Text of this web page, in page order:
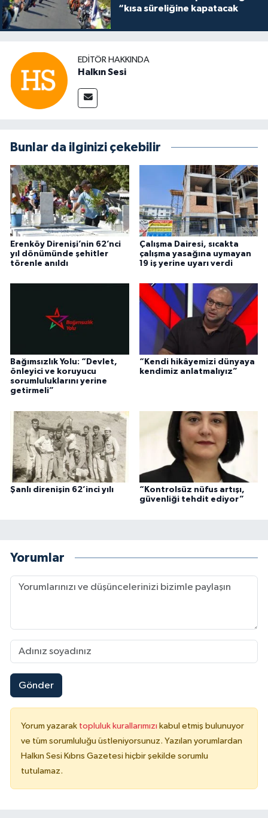
“kısa süreliğine kapatacak
EDITÖR HAKKINDA
Halkın Sesi
Bunlar da ilginizi çekebilir
Erenköy Direnişi’nin 62’nci
yıl dönümünde şehitler
törenle anıldı
Çalışma Dairesi, sıcakta
çalışma yasağına uymayan
19 iş yerine uyarı verdi
Bağımsızlık Yolu: “Devlet,
önleyici ve koruyucu
sorumluluklarını yerine
getirmeli”
“Kendi hikâyemizi dünyaya
kendimiz anlatmalıyız”
Şanlı direnişin 62’inci yılı
“Kontrolsüz nüfus artışı,
güvenliği tehdit ediyor”
Yorumlar
Gönder
Yorum yazarak topluluk kurallarımızı kabul etmiş bulunuyor
ve tüm sorumluluğu üstleniyorsunuz. Yazılan yorumlardan
Halkın Sesi Kıbrıs Gazetesi hiçbir şekilde sorumlu
tutulamaz.